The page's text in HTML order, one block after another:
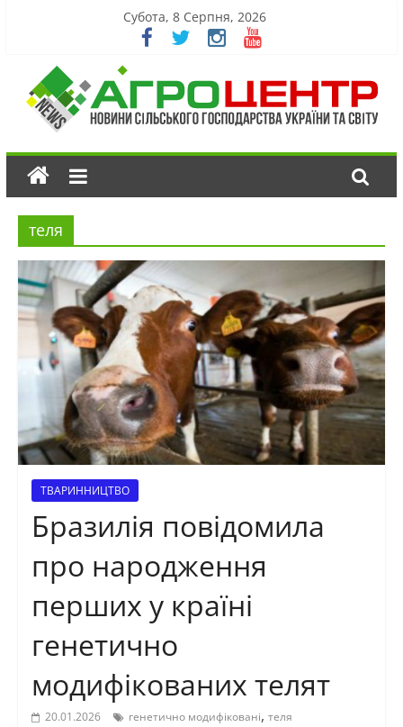
Субота, 8 Серпня, 2026
теля
ТВАРИННИЦТВО
Бразилія повідомила
про народження
перших у країні
генетично
модифікованих телят
20.01.2026 генетично модифіковані, теля